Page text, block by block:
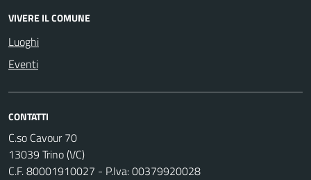
VIVERE IL COMUNE
Luoghi
Eventi
CONTATTI
C.so Cavour 70
13039 Trino (VC)
C.F. 80001910027 - P.Iva: 00379920028